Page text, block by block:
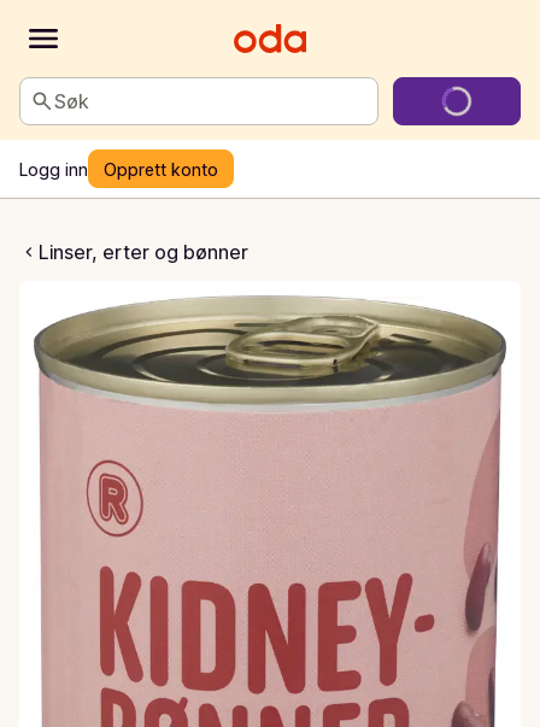
Søk
Logg inn Opprett konto
Linser, erter og bønner